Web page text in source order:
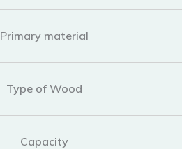
Primary material
Type of Wood
Capacity